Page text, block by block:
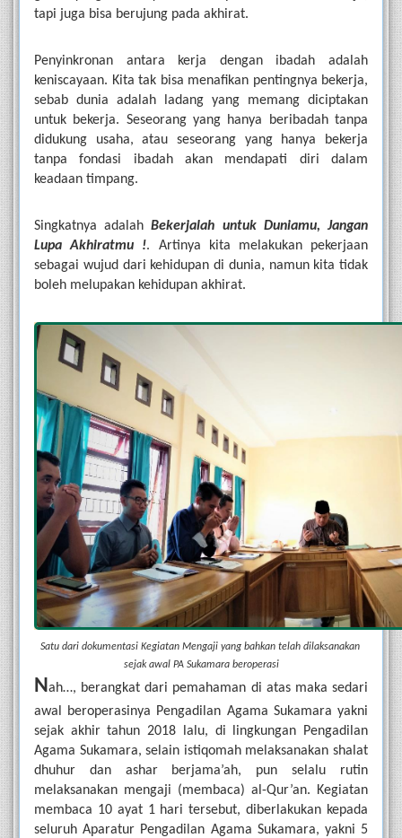
tapi juga bisa berujung pada akhirat.
Penyinkronan antara kerja dengan ibadah adalah
keniscayaan. Kita tak bisa menafikan pentingnya bekerja,
sebab dunia adalah ladang yang memang diciptakan
untuk bekerja. Seseorang yang hanya beribadah tanpa
didukung usaha, atau seseorang yang hanya bekerja
tanpa fondasi ibadah akan mendapati diri dalam
keadaan timpang.
Singkatnya adalah Bekerjalah untuk Duniamu, Jangan
Lupa Akhiratmu !. Artinya kita melakukan pekerjaan
sebagai wujud dari kehidupan di dunia, namun kita tidak
boleh melupakan kehidupan akhirat.
Satu dari dokumentasi Kegiatan Mengaji yang bahkan telah dilaksanakan
sejak awal PA Sukamara beroperasi
Nah…, berangkat dari pemahaman di atas maka sedari
awal beroperasinya Pengadilan Agama Sukamara yakni
sejak akhir tahun 2018 lalu, di lingkungan Pengadilan
Agama Sukamara, selain istiqomah melaksanakan shalat
dhuhur dan ashar berjama’ah, pun selalu rutin
melaksanakan mengaji (membaca) al-Qur’an. Kegiatan
membaca 10 ayat 1 hari tersebut, diberlakukan kepada
seluruh Aparatur Pengadilan Agama Sukamara, yakni 5